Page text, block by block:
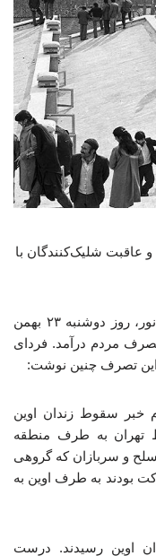
عاقبت شلیک‌کنندگان با
به گزارش خبرگزاری برای اندیشه سازان نور، روز دوشنبه ۲۳ بهمن
تصرف مردم درآمد. فردای
این تصرف چنین نوشت:
۲۳ بهمن ۵۷] با اعلام خبر سقوط زندان اوین
تهران به طرف منطقه
و سربازان که گروهی
بودند به طرف اوین به
اوین رسیدند. درست